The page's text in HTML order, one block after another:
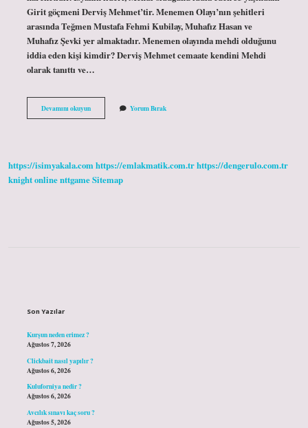
Girit göçmeni Derviş Mehmet’tir. Menemen Olayı’nın şehitleri
arasında Teğmen Mustafa Fehmi Kubilay, Muhafız Hasan ve
Muhafız Şevki yer almaktadır. Menemen olayında mehdi olduğunu
iddia eden kişi kimdir? Derviş Mehmet cemaate kendini Mehdi
olarak tanıttı ve…
Devamını okuyunMenemen
Olayında
Yorum Bırak
https://isimyakala.comhttps://emlakmatik.com.trhttps://dengerulo.com.tr
knight onlinenttgameSitemap
Son Yazılar
Kurşun neden erimez ?
Ağustos 7, 2026
Clickbait nasıl yapılır ?
Ağustos 6, 2026
Kuluforniya nedir ?
Ağustos 6, 2026
Avcılık sınavı kaç soru ?
Ağustos 5, 2026